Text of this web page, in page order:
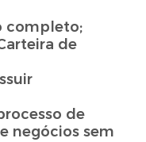
completo;
de
de
negócios sem